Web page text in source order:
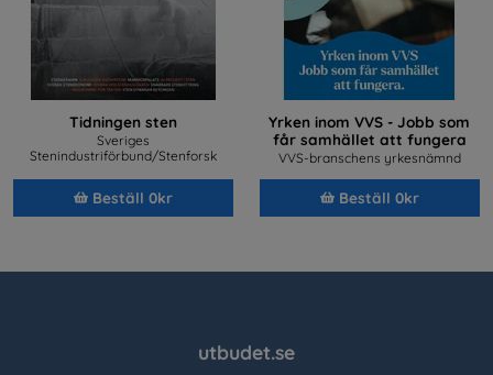
Tidningen sten
Sveriges
Stenindustriförbund/Stenforsk
Beställ 0kr
Yrken inom VVS - Jobb som
får samhället att fungera
VVS-branschens yrkesnämnd
Beställ 0kr
utbudet.se